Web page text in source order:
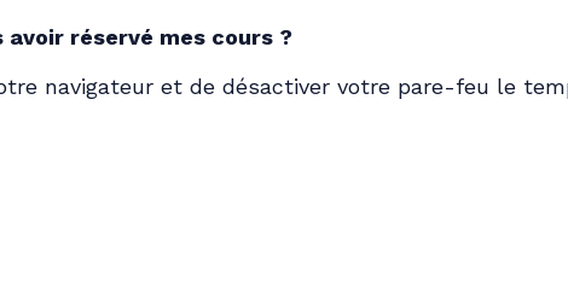
réservé mes cours ?
navigateur et de désactiver votre pare-feu le